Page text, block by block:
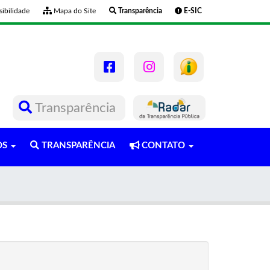
Mapa do Site Transparência E-SIC
Transparência
TRANSPARÊNCIA CONTATO